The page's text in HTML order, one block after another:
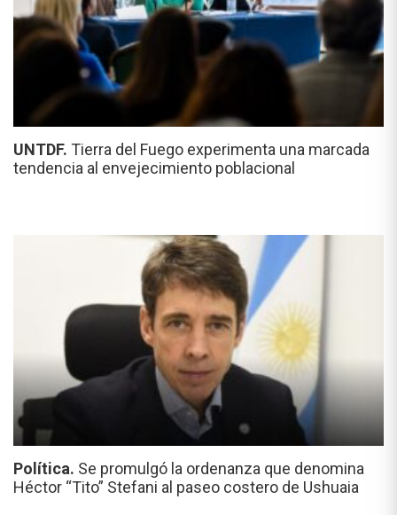
UNTDF. Tierra del Fuego experimenta una marcada
tendencia al envejecimiento poblacional
Política. Se promulgó la ordenanza que denomina
Héctor “Tito” Stefani al paseo costero de Ushuaia